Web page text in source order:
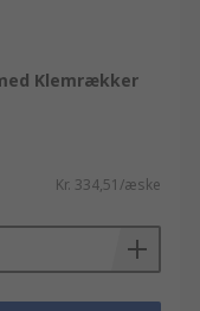
Klemrækker
Kr. 334,51/æske